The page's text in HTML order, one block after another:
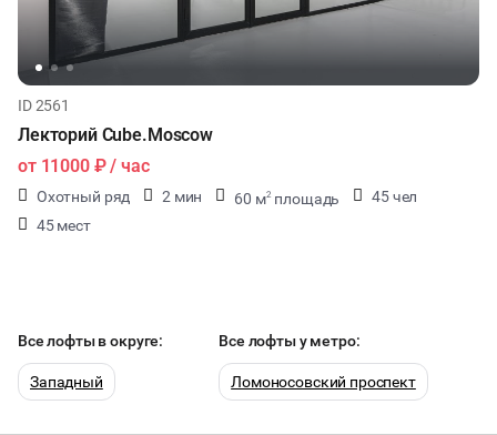
ID 2561
Лекторий Cube.Moscow
от 11000 ₽/ час
Охотный ряд 2 мин 60 м2 площадь
45 чел
45 мест
Все лофты в округе:
Западный
Все лофты у метро:
Ломоносовский проспект